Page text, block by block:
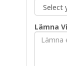
Lämna